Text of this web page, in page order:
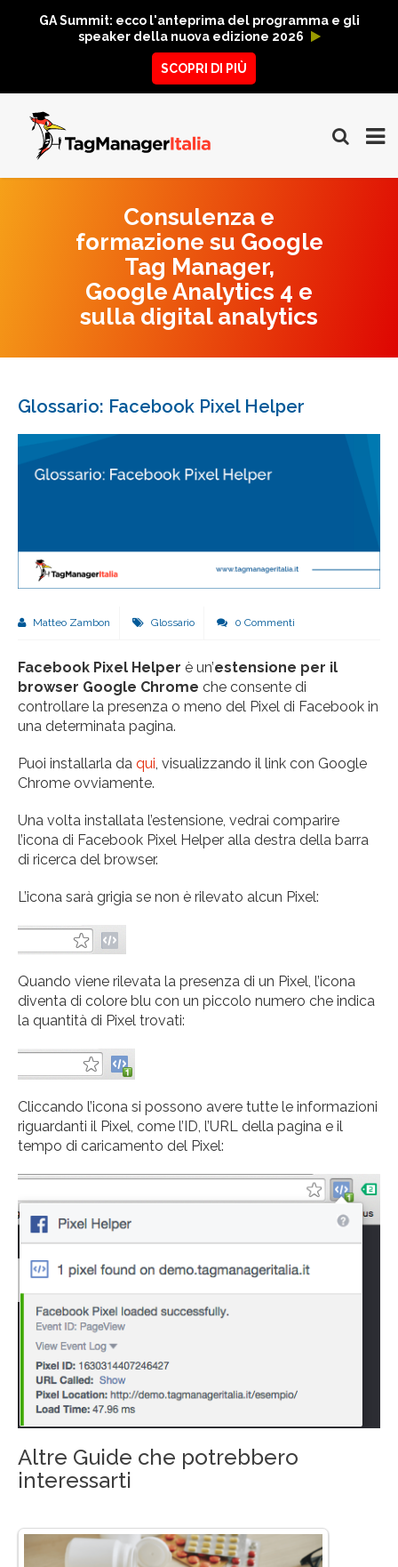
GA Summit: ecco l'anteprima del programma e gli
speaker della nuova edizione 2026
SCOPRI DI PIÙ
Consulenza e
formazione su Google
Tag Manager,
Google Analytics 4 e
sulla digital analytics
Glossario: Facebook Pixel Helper
Matteo Zambon Glossario 0 Commenti
Facebook Pixel Helper è un’estensione per il
browser Google Chrome che consente di
controllare la presenza o meno del Pixel di Facebook in
una determinata pagina.
Puoi installarla da qui, visualizzando il link con Google
Chrome ovviamente.
Una volta installata l’estensione, vedrai comparire
l’icona di Facebook Pixel Helper alla destra della barra
di ricerca del browser.
L’icona sarà grigia se non è rilevato alcun Pixel:
Quando viene rilevata la presenza di un Pixel, l’icona
diventa di colore blu con un piccolo numero che indica
la quantità di Pixel trovati:
Cliccando l’icona si possono avere tutte le informazioni
riguardanti il Pixel, come l’ID, l’URL della pagina e il
tempo di caricamento del Pixel:
Altre Guide che potrebbero
interessarti